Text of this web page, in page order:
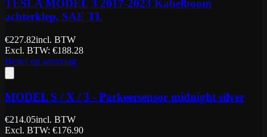
TESLA MODEL 3 2017-2023 Kabelboom
achterklep, SAE TL
€227.82incl. BTW
Excl. BTW: €188.28
Bestel op aanvraag
MODEL S / X / 3 - Parkeersensor midnight silver
€214.05incl. BTW
Excl. BTW: €176.90